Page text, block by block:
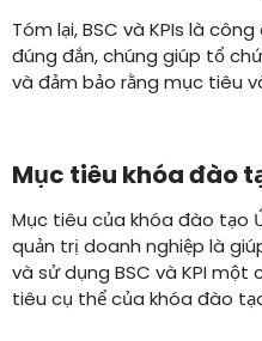
Tóm lại, BSC và KPIs là
đúng đắn, chúng giúp tổ
và đảm bảo rằng mục tiêu
Mục tiêu khóa đào
Mục tiêu của khóa đào tạo
quản trị doanh nghiệp là
và sử dụng BSC và KPI
tiêu cụ thể của khóa đào